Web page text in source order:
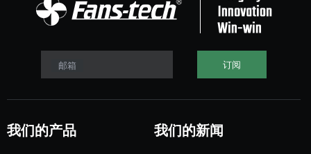
邮箱 订阅
我们的产品 我们的新闻